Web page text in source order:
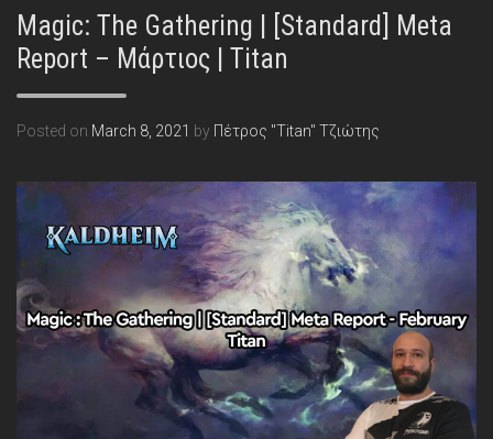
Magic: The Gathering | [Standard] Meta
Report – Μάρτιος | Titan
Posted on March 8, 2021 by Πέτρος "Titan" Τζιώτης